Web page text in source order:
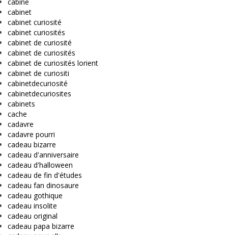
cabinet
cabinet curiosité
cabinet curiosités
cabinet de curiosité
cabinet de curiosités
cabinet de curiosités lorient
cabinet de curiositi
cabinetdecuriosité
cabinetdecuriosites
cabinets
cache
cadavre
cadavre pourri
cadeau bizarre
cadeau d'anniversaire
cadeau d'halloween
cadeau de fin d'études
cadeau fan dinosaure
cadeau gothique
cadeau insolite
cadeau original
cadeau papa bizarre